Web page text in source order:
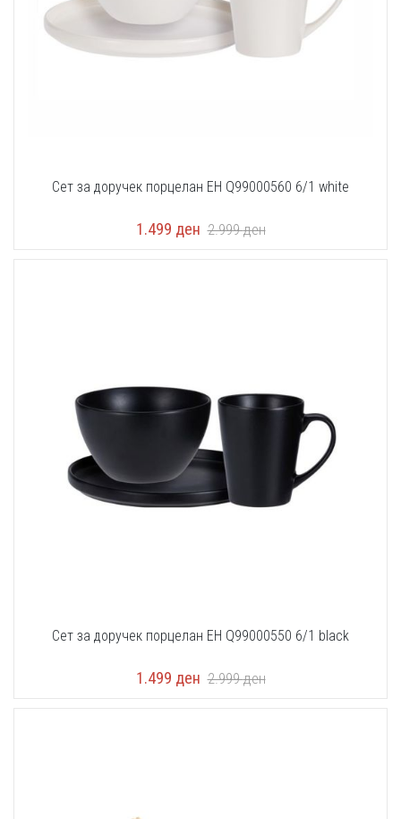
Сет за доручек порцелан EH Q99000560 6/1 white
1.499 ден 2.999ден
Сет за доручек порцелан EH Q99000550 6/1 black
1.499 ден 2.999ден